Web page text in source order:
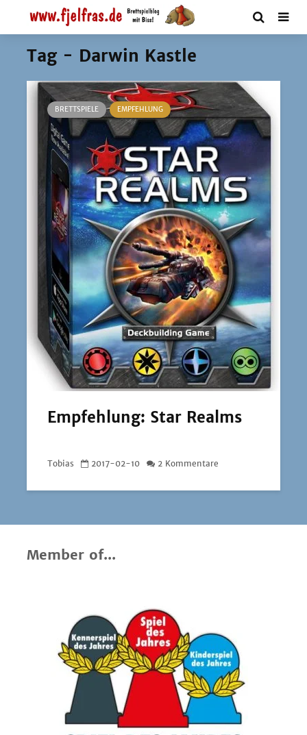
Tag - Darwin Kastle
BRETTSPIELE EMPFEHLUNG
Empfehlung: Star Realms
Tobias 2017-02-10 2 Kommentare
Member of...